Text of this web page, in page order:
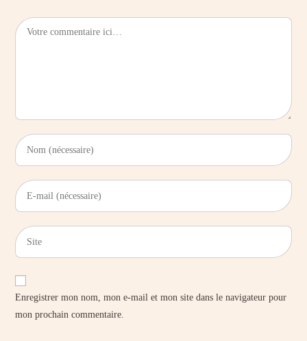
Enregistrer mon nom, mon e-mail et mon site dans le navigateur pour
mon prochain commentaire.